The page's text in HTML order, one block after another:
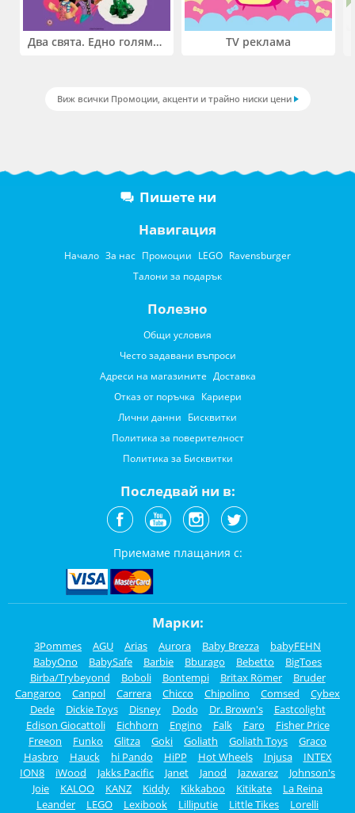
Два свята. Едно голямо приключение. Купи 2 продукта LEGO® Friends и/или LEGO® Minecraft и вземи -27% TV реклама
Виж всички Промоции, акценти и трайно ниски цени
Пишете ни
Навигация
Начало За нас Промоции LEGO Ravensburger
Талони за подарък
Полезно
Общи условия
Често задавани въпроси
Адреси на магазините Доставка
Отказ от поръчка Кариери
Лични данни Бисквитки
Политика за поверителност
Политика за Бисквитки
Последвай ни в:
Приемаме плащания с:
Марки:
3Pommes AGU Arias Aurora Baby Brezza
babyFEHN
BabyOno
BabySafe Barbie Bburago Bebetto
BigToes
Birba/Trybeyond
Boboli Bontempi Britax Römer
Bruder
Cangaroo
Canpol Carrera Chicco Chipolino Comsed
Cybex
Dede
Dickie Toys Disney Dodo Dr. Brown's
Eastcolight
Edison Giocattoli
Eichhorn Engino Falk Faro
Fisher Price
Freeon
Funko Glitza Goki Goliath Goliath Toys
Graco
Hasbro
Hauck hi Pando HiPP Hot Wheels Injusa
INTEX
ION8
iWood Jakks Pacific Janet Janod Jazwarez
Johnson's
Joie
KALOO KANZ Kiddy Kikkaboo Kitikate
La Reina
Leander
LEGO Lexibook Lilliputie Little Tikes Lorelli